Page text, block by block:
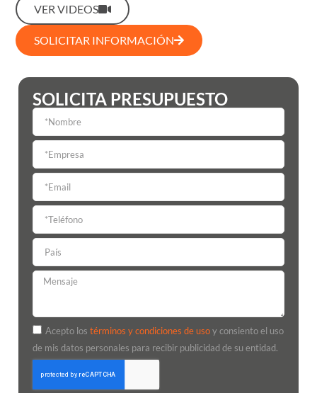
SOLICITA PRESUPUESTO
Acepto los términos y condiciones de usoy consiento el uso
de mis datos personales para recibir publicidad de su entidad.
VER VIDEOS
SOLICITAR INFORMACIÓN